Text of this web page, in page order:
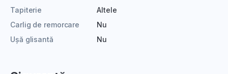
Tapiterie
Altele
Carlig de remorcare
Nu
Ușă glisantă
Nu